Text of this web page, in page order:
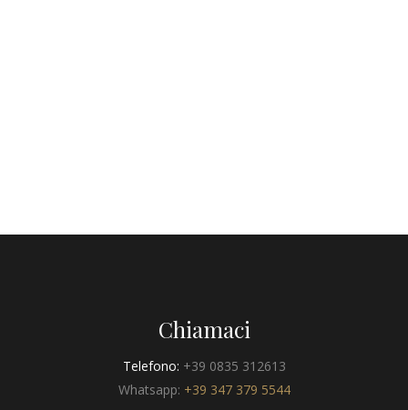
Chiamaci
Telefono: +39 0835 312613
Whatsapp: +39 347 379 5544